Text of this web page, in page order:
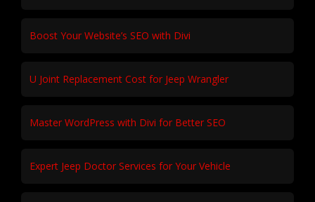
Boost Your Website’s SEO with Divi
U Joint Replacement Cost for Jeep Wrangler
Master WordPress with Divi for Better SEO
Expert Jeep Doctor Services for Your Vehicle